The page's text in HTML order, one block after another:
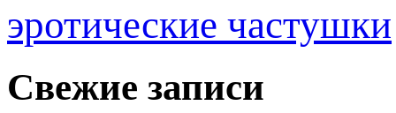
эротические частушки
Свежие записи